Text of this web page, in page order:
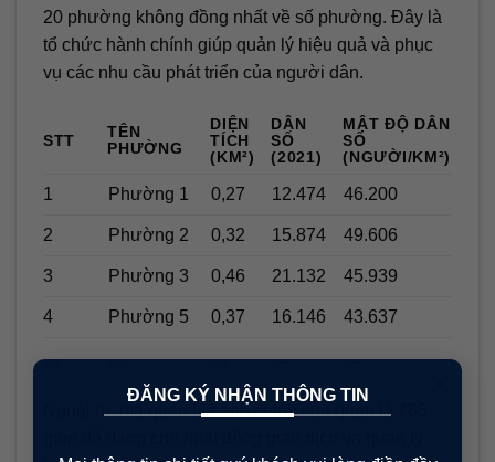
ĐĂNG KÝ NHẬN THÔNG TIN
20 phường không đồng nhất về số phường. Đây là
tổ chức hành chính giúp quản lý hiệu quả và phục
vụ các nhu cầu phát triển của người dân.
STT
TÊN
PHƯỜNG
DIỆN
TÍCH
(KM²)
DÂN
SỐ
(2021)
MẬT ĐỘ DÂN
SỐ
(NGƯỜI/KM²)
1 Phường 1 0,27 12.474 46.200
2 Phường 2 0,32 15.874 49.606
3 Phường 3 0,46 21.132 45.939
4 Phường 5 0,37 16.146 43.637
… … … … …
Ngoài ra, mã quản lý hành chính của quận là 765,